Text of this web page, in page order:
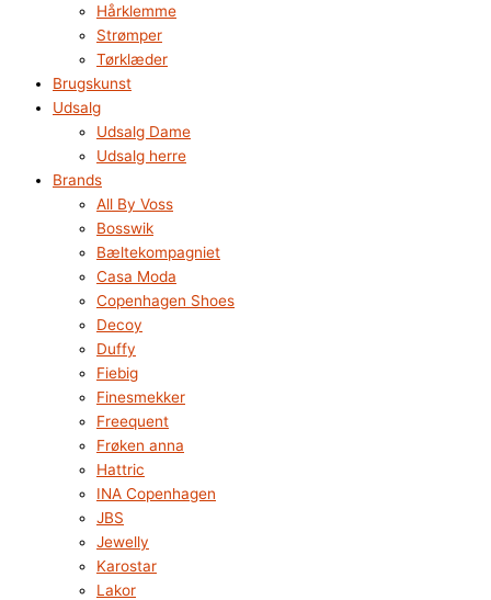
Hårklemme
Strømper
Tørklæder
Brugskunst
Udsalg
Udsalg Dame
Udsalg herre
Brands
All By Voss
Bosswik
Bæltekompagniet
Casa Moda
Copenhagen Shoes
Decoy
Duffy
Fiebig
Finesmekker
Freequent
Frøken anna
Hattric
INA Copenhagen
JBS
Jewelly
Karostar
Lakor